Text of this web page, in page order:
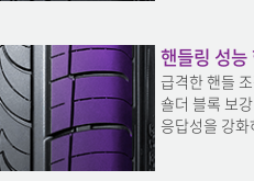
핸들링 성능
급격한 핸들
숄더 블록 보
응답성을 강화